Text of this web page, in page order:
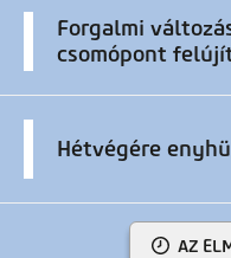
Forgalmi
csomópont
Hétvégére
AZ